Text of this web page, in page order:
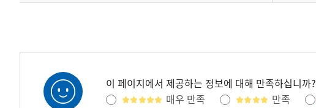
이 페이지에서 제공하는 정보에 대해 만족하십니까?
매우 만족
만족